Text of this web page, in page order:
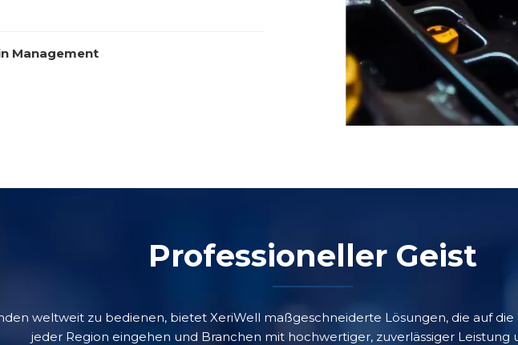
Management
Professioneller Geist
weltweit zu bedienen, bietet XeriWell maßgeschneiderte Lösungen, die auf
jeder Region eingehen und Branchen mit hochwertiger, zuverlässiger Leistung